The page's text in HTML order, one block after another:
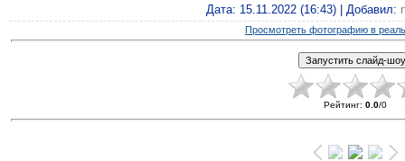
Дата: 15.11.2022 (16:43) | Добавил:
Просмотреть фотографию в
Рейтинг: 0.0/0